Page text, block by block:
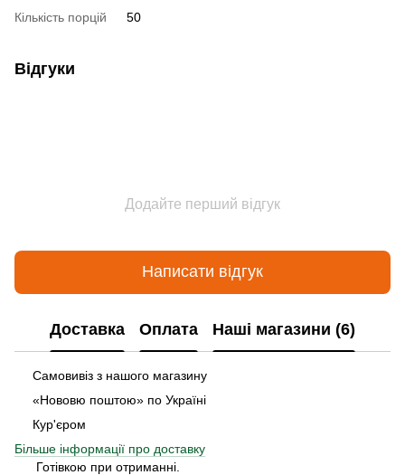
Кількість порцій 50
Відгуки
Додайте перший відгук
Написати відгук
Доставка Оплата Наші магазини (6)
Самовивіз з нашого магазину
«Нововю поштою» по Україні
Кур'єром
Більше інформації про доставку
Готівкою при отриманні.